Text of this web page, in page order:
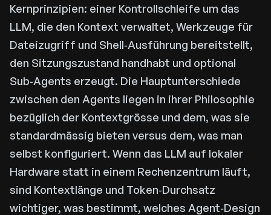
Kernprinzipien: einer Kontrollschleife um das
LLM, die den Kontext verwaltet, Werkzeuge für
Dateizugriff und Shell‑Ausführung bereitstellt,
den Sitzungszustand handhabt und optional
Sub‑Agents erzeugt. Die Hauptunterschiede
zwischen den Agents liegen in ihrer Philosophie
bezüglich der Kontextgrösse und dem, was sie
standardmässig bieten versus dem, was man
selbst konfiguriert. Wenn das LLM auf lokaler
Hardware statt in einem Rechenzentrum läuft,
sind Kontextlänge und Token‑Durchsatz
wichtiger, was bestimmt, welches Agent‑Design